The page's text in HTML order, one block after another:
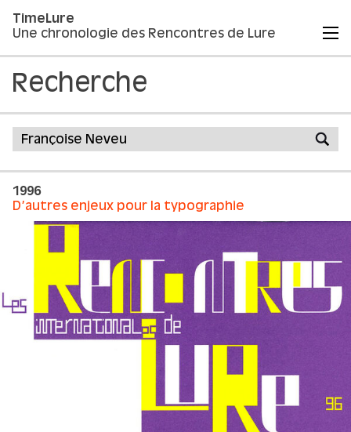
TimeLure
Une chronologie des Rencontres de Lure
Recherche
1996
D’autres enjeux pour la typographie